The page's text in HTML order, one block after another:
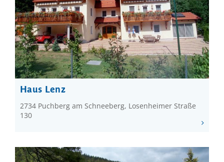
Haus Lenz
2734 Puchberg am Schneeberg, Losenheimer Straße
130